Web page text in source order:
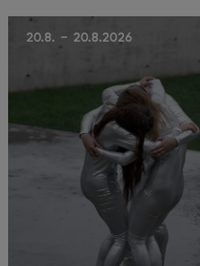
20.8. - 20.8.2026